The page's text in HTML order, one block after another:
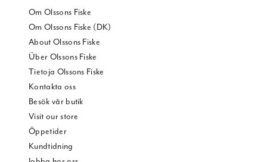
Om Olssons Fiske
Om Olssons Fiske (DK)
About Olssons Fiske
Über Olssons Fiske
Tietoja Olssons Fiske
Kontakta oss
Besök vår butik
Visit our store
Öppetider
Kundtidning